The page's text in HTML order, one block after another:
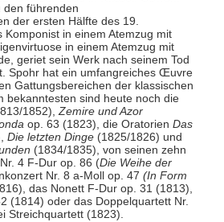
den führenden
der ersten Hälfte des 19.
Komponist in einem Atemzug mit
in einem Atemzug mit
geriet sein Werk nach seinem Tod
Spohr hat ein umfangreiches Œuvre
Gattungsbereichen der klassischen
bekanntesten sind heute noch die
1852), Zemire und Azor
op. 63 (1823), die Oratorien Das
Die letzten Dinge(1825/1826) und
(1834/1835), von seinen zehn
4 F-Dur op. 86 (Die Weihe der
Nr. 8 a-Moll op. 47 (In Form
das Nonett F-Dur op. 31 (1813),
(1814) oder das Doppelquartett Nr.
Streichquartett (1823).